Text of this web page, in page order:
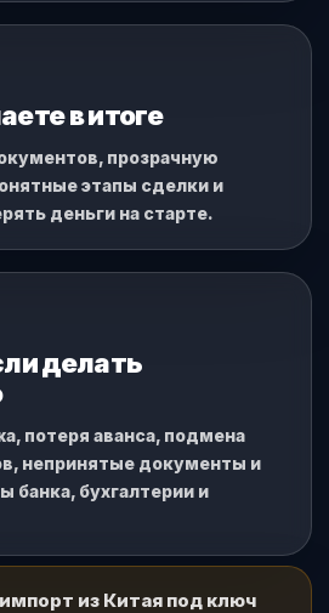
в итоге
прозрачную
этапы сделки и
деньги на старте.
делать
потеря аванса, подмена
непринятые документы и
банка, бухгалтерии и
импорт из Китая под ключ